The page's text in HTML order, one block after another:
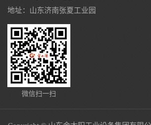
地址：山东济南张夏工业园
微信扫一扫